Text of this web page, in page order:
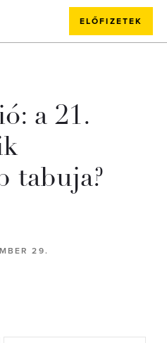
ELŐFIZETEK
a 21.
tabuja?
29.